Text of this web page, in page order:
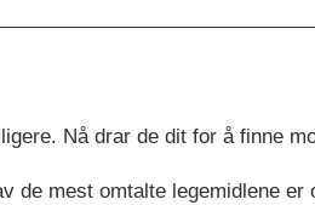
Nå drar de dit for å finne
de mest omtalte legemidlene er